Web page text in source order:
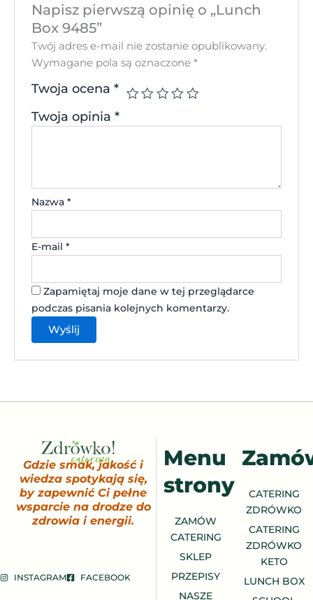
Napisz pierwszą opinię o „Lunch
Box 9485”
Twój adres e-mail nie zostanie opublikowany.
Wymagane pola są oznaczone*
Twoja ocena*
Twoja opinia*
Nazwa*
E-mail*
Zapamiętaj moje dane w tej przeglądarce
podczas pisania kolejnych komentarzy.
Gdzie smak, jakość i
wiedza spotykają się,
by zapewnić Ci pełne
wsparcie na drodze do
zdrowia i energii.
INSTAGRAM FACEBOOK
Menu
strony
ZAMÓW
CATERING
SKLEP
PRZEPISY
NASZE
CATERING
ZDRÓWKO
CATERING
ZDRÓWKO
KETO
LUNCH BOX